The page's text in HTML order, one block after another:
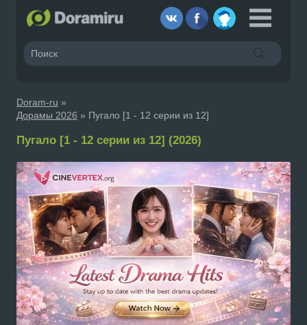
Doram-ru »
Дорамы 2026 » Пугало [1 - 12 серии из 12]
Пугало [1 - 12 серии из 12] (2026)